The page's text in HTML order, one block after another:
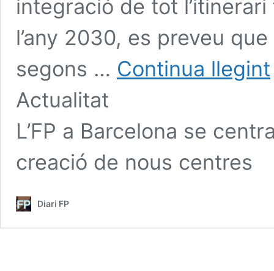
integració de tot
l’any 2030, es preveu
segons … Continua llegint
Actualitat
L’FP a Barcelona se
creació de nous centres
Diari FP